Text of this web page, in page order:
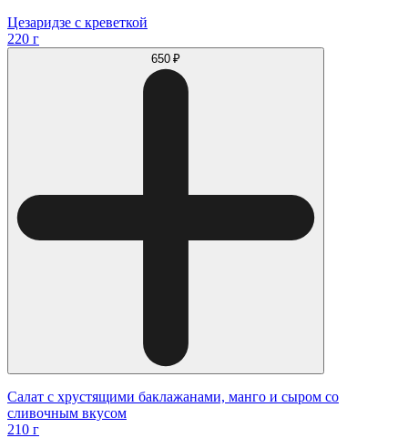
Цезаридзе с креветкой
220 г
650 ₽
Салат с хрустящими баклажанами, манго и сыром со
сливочным вкусом
210 г